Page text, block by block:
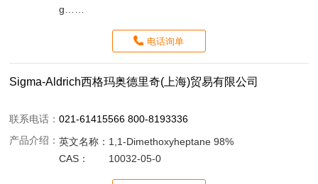
g……
电话询单
Sigma-Aldrich西格玛奥德里奇(上海)贸易有限公司
联系电话：021-61415566 800-8193336
产品介绍：英文名称： 1,1-Dimethoxyheptane 98%
CAS：
10032-05-0